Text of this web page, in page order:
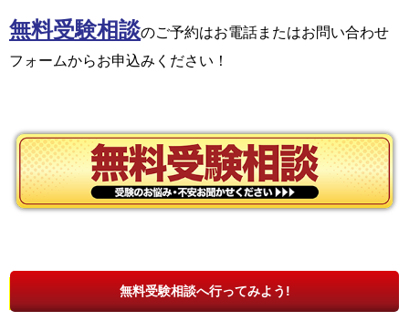
無料受験相談のご予約はお電話またはお問い合わせ
フォームからお申込みください！
★お電話はこちら！
無料受験相談へ行ってみよう!